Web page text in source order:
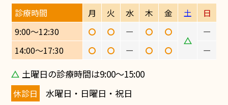
診療時間 月 火 水 木 金 土
日
9:00〜12:30
ー
ー
14:00〜17:30
ー ー
土曜日の診療時間は9:00〜15:00
休診日 水曜日・日曜日・祝日